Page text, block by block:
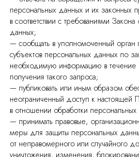
персональных данных и их законных
в соответствии с требованиями
данных;
— сообщать в уполномоченный орган
субъектов персональных данных по
необходимую информацию в
получения такого запроса;
— публиковать или иным образом
неограниченный доступ к настоящей
в отношении обработки
— принимать правовые,
меры для защиты персональных
от неправомерного или случайного